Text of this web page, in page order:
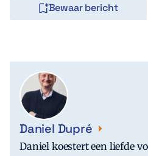
Bewaar bericht
Daniel Dupré
Daniel koestert een liefde